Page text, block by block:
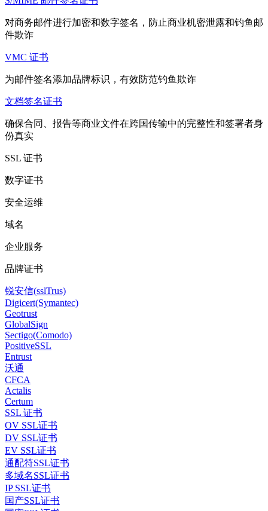
对商务邮件进行加密和数字签名，防止商业机密泄露和钓鱼邮
件欺诈
VMC 证书
为邮件签名添加品牌标识，有效防范钓鱼欺诈
文档签名证书
确保合同、报告等商业文件在跨国传输中的完整性和签署者身
份真实
SSL 证书
数字证书
安全运维
域名
企业服务
品牌证书
锐安信(sslTrus)
Digicert(Symantec)
Geotrust
GlobalSign
Sectigo(Comodo)
PositiveSSL
Entrust
沃通
CFCA
Actalis
Certum
SSL 证书
OV SSL证书
DV SSL证书
EV SSL证书
通配符SSL证书
多域名SSL证书
IP SSL证书
国产SSL证书